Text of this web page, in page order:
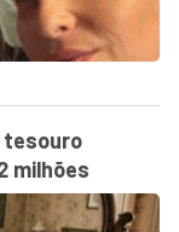
tesouro
milhões